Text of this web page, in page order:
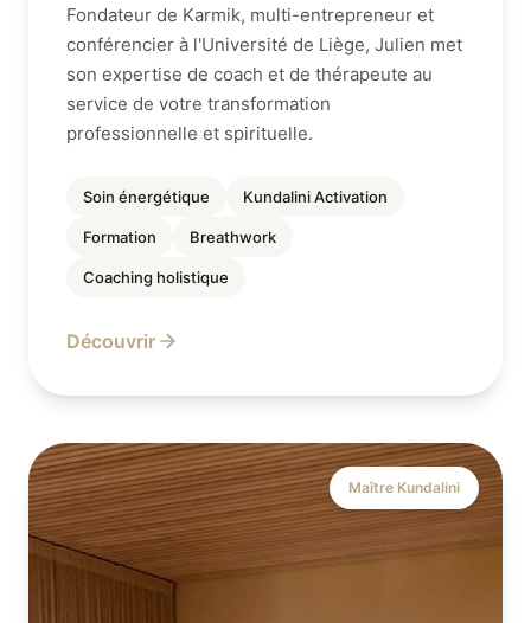
Fondateur de Karmik, multi-entrepreneur et
conférencier à l'Université de Liège, Julien met
son expertise de coach et de thérapeute au
service de votre transformation
professionnelle et spirituelle.
Soin énergétique Kundalini Activation
Formation Breathwork
Coaching holistique
Découvrir
Maître Kundalini